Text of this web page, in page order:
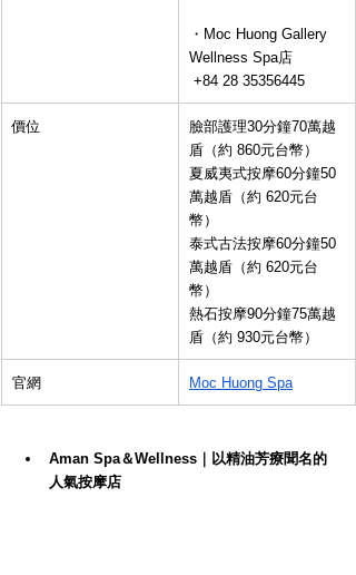
・Moc Huong Gallery
Wellness Spa店
+84 28 35356445
價位
臉部護理30分鐘70萬越
盾（約 860元台幣）
夏威夷式按摩60分鐘50
萬越盾（約 620元台
幣）
泰式古法按摩60分鐘50
萬越盾（約 620元台
幣）
熱石按摩90分鐘75萬越
盾（約 930元台幣）
官網 Moc Huong Spa
Aman Spa＆Wellness｜以精油芳療聞名的
人氣按摩店